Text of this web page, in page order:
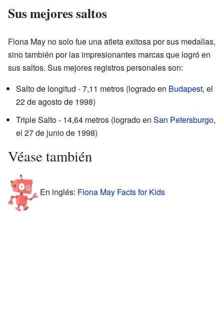
Sus mejores saltos
Fiona May no solo fue una atleta exitosa por sus medallas,
sino también por las impresionantes marcas que logró en
sus saltos. Sus mejores registros personales son:
Salto de longitud - 7,11 metros (logrado en Budapest, el
22 de agosto de 1998)
Triple Salto - 14,64 metros (logrado en San Petersburgo,
el 27 de junio de 1998)
Véase también
En inglés: Fiona May Facts for Kids